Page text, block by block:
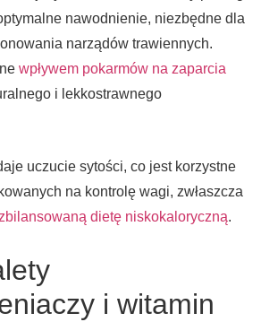
nawodnienie, niezbędne dla
narządów trawiennych.
wpływem pokarmów na zaparcia
i lekkostrawnego
uczucie sytości, co jest korzystne
na kontrolę wagi, zwłaszcza
dietę niskokaloryczną.
i witamin